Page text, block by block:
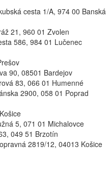
cesta 1/A, 974 00 Banská
21, 960 01 Zvolen
586, 984 01 Lučenec
90, 08501 Bardejov
83, 066 01 Humenné
2900, 058 01 Poprad
5, 071 01 Michalovce
049 51 Brzotín
2819/12, 04013 Košice